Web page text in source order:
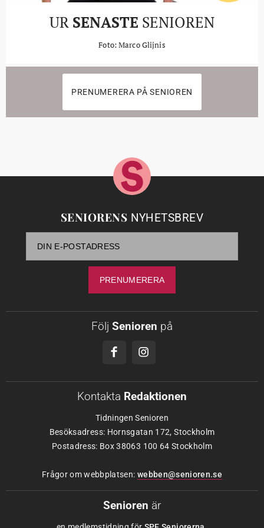
UR SENASTE SENIOREN
Foto: Marco Glijnis
PRENUMERERA PÅ SENIOREN
SENIORENS NYHETSBREV
Följ Senioren på
Kontakta Redaktionen
Tidningen Senioren
Besöksadress: Hornsgatan 172, Stockholm
Postadress: Box 38063 100 64 Stockholm
Frågor om webbplatsen: webben@senioren.se
Senioren är